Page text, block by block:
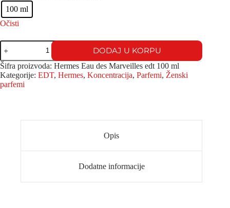
100 ml
Očisti
DODAJ U KORPU
Šifra proizvoda: Hermes Eau des Marveilles edt 100 ml
Kategorije: EDT, Hermes, Koncentracija, Parfemi, Ženski
parfemi
Opis
Dodatne informacije